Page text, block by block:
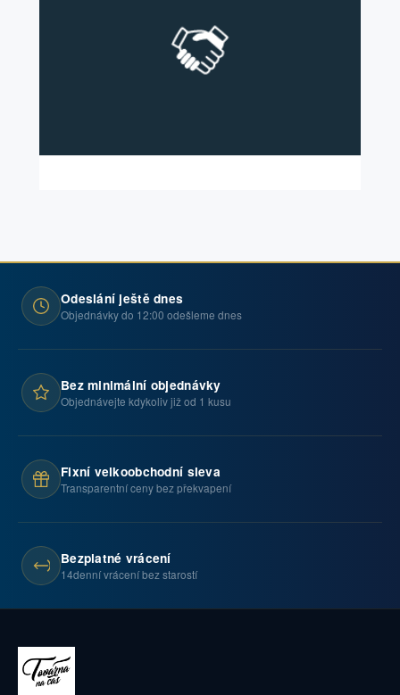
Odeslání ještě dnes
Objednávky do 12:00 odešleme dnes
Bez minimální objednávky
Objednávejte kdykoliv již od 1 kusu
Fixní velkoobchodní sleva
Transparentní ceny bez překvapení
Bezplatné vrácení
14denní vrácení bez starostí